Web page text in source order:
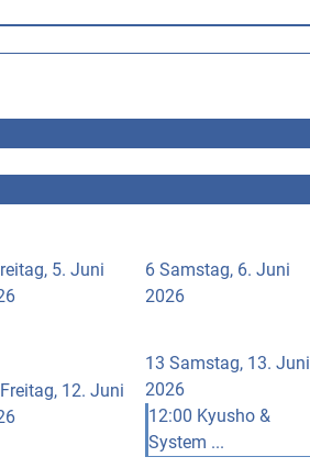
5. Juni
6 Samstag, 6. Juni
2026
Freitag, 12. Juni
13 Samstag, 13. Juni
2026
12:00 Kyusho &
System ...